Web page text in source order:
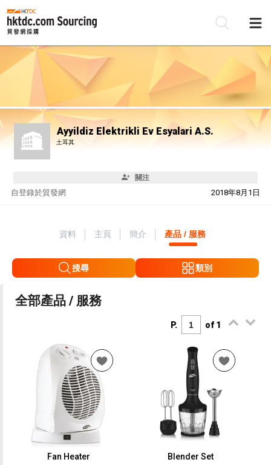
Ayyildiz Elektrikli Ev Esyalari A.S.
土耳其
關注
自 2018年8月1日
登錄於貿發網
資料 主頁 簡介 產品 / 服務
搜尋 類別
全部產品 / 服務
P. of 1
Fan Heater Blender Set